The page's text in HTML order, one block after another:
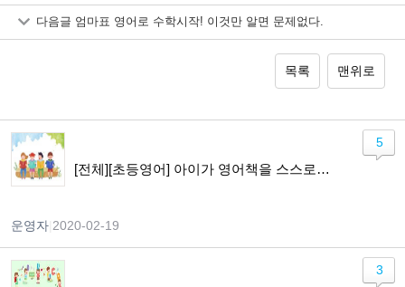
다음글 엄마표 영어로 수학시작! 이것만 알면 문제없다.
목록 맨위로
[전체][초등영어] 아이가 영어책을 스스로 읽기까지
운영자 2020-02-19
5
3